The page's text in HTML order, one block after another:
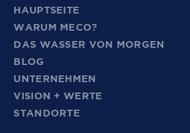
HAUPTSEITE
WARUM MECO?
DAS WASSER VON MORGEN
BLOG
UNTERNEHMEN
VISION + WERTE
STANDORTE